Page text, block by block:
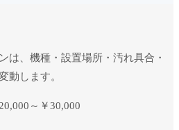
は、機種・設置場所・汚れ具合・
動します。
～￥30,000